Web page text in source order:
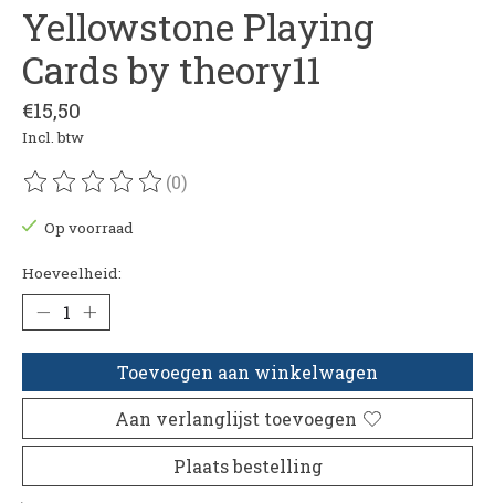
Yellowstone Playing
Cards by theory11
€15,50
Incl. btw
De beoordeling van dit product is
(0)
Op voorraad
Hoeveelheid:
Toevoegen aan winkelwagen
Aan verlanglijst toevoegen
Plaats bestelling